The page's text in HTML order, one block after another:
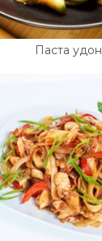
Паста удон